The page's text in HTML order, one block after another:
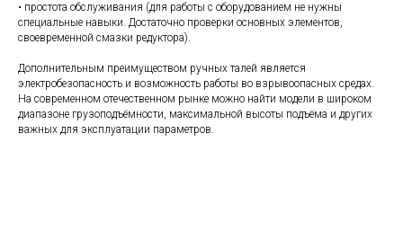
• простота обслуживания (для работы с оборудованием не нужны
специальные навыки. Достаточно проверки основных элементов,
своевременной смазки редуктора).
Дополнительным преимуществом ручных талей является
электробезопасность и возможность работы во взрывоопасных средах.
На современном отечественном рынке можно найти модели в широком
диапазоне грузоподъёмности, максимальной высоты подъёма и других
важных для эксплуатации параметров.